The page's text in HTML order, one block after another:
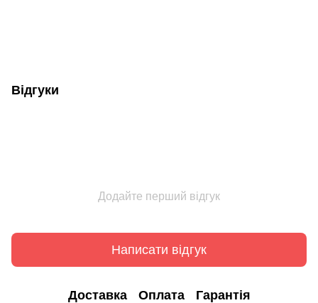
Відгуки
Додайте перший відгук
Написати відгук
Доставка Оплата Гарантія